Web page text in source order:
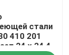
стали
410 201
24 x 24 4